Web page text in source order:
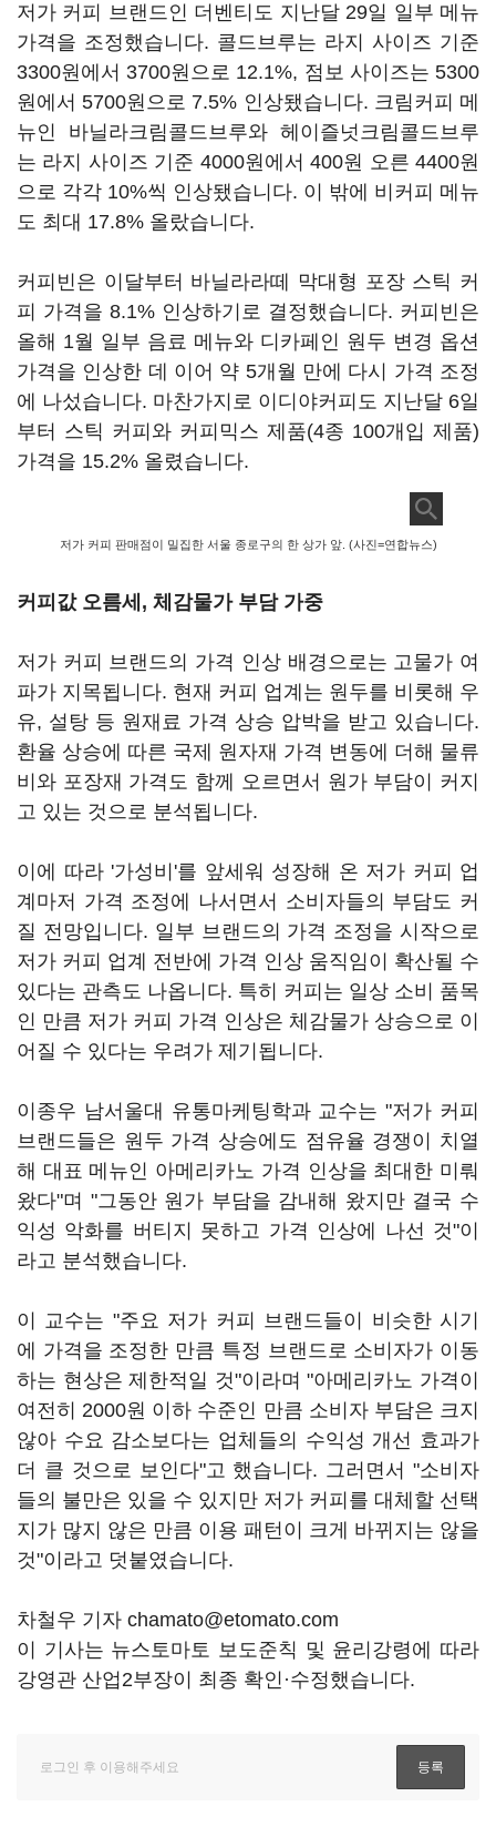
저가 커피 브랜드인 더벤티도 지난달 29일 일부 메뉴
가격을 조정했습니다. 콜드브루는 라지 사이즈 기준
3300원에서 3700원으로 12.1%, 점보 사이즈는 5300
원에서 5700원으로 7.5% 인상됐습니다. 크림커피 메
뉴인 바닐라크림콜드브루와 헤이즐넛크림콜드브루
는 라지 사이즈 기준 4000원에서 400원 오른 4400원
으로 각각 10%씩 인상됐습니다. 이 밖에 비커피 메뉴
도 최대 17.8% 올랐습니다.
커피빈은 이달부터 바닐라라떼 막대형 포장 스틱 커
피 가격을 8.1% 인상하기로 결정했습니다. 커피빈은
올해 1월 일부 음료 메뉴와 디카페인 원두 변경 옵션
가격을 인상한 데 이어 약 5개월 만에 다시 가격 조정
에 나섰습니다. 마찬가지로 이디야커피도 지난달 6일
부터 스틱 커피와 커피믹스 제품(4종 100개입 제품)
가격을 15.2% 올렸습니다.
저가 커피 판매점이 밀집한 서울 종로구의 한 상가 앞. (사진=연합뉴스)
커피값 오름세, 체감물가 부담 가중
저가 커피 브랜드의 가격 인상 배경으로는 고물가 여
파가 지목됩니다. 현재 커피 업계는 원두를 비롯해 우
유, 설탕 등 원재료 가격 상승 압박을 받고 있습니다.
환율 상승에 따른 국제 원자재 가격 변동에 더해 물류
비와 포장재 가격도 함께 오르면서 원가 부담이 커지
고 있는 것으로 분석됩니다.
이에 따라 '가성비'를 앞세워 성장해 온 저가 커피 업
계마저 가격 조정에 나서면서 소비자들의 부담도 커
질 전망입니다. 일부 브랜드의 가격 조정을 시작으로
저가 커피 업계 전반에 가격 인상 움직임이 확산될 수
있다는 관측도 나옵니다. 특히 커피는 일상 소비 품목
인 만큼 저가 커피 가격 인상은 체감물가 상승으로 이
어질 수 있다는 우려가 제기됩니다.
이종우 남서울대 유통마케팅학과 교수는 "저가 커피
브랜드들은 원두 가격 상승에도 점유율 경쟁이 치열
해 대표 메뉴인 아메리카노 가격 인상을 최대한 미뤄
왔다"며 "그동안 원가 부담을 감내해 왔지만 결국 수
익성 악화를 버티지 못하고 가격 인상에 나선 것"이
라고 분석했습니다.
이 교수는 "주요 저가 커피 브랜드들이 비슷한 시기
에 가격을 조정한 만큼 특정 브랜드로 소비자가 이동
하는 현상은 제한적일 것"이라며 "아메리카노 가격이
여전히 2000원 이하 수준인 만큼 소비자 부담은 크지
않아 수요 감소보다는 업체들의 수익성 개선 효과가
더 클 것으로 보인다"고 했습니다. 그러면서 "소비자
들의 불만은 있을 수 있지만 저가 커피를 대체할 선택
지가 많지 않은 만큼 이용 패턴이 크게 바뀌지는 않을
것"이라고 덧붙였습니다.
차철우 기자 chamato@etomato.com
이 기사는 뉴스토마토 보도준칙 및 윤리강령에 따라
강영관 산업2부장이 최종 확인·수정했습니다.